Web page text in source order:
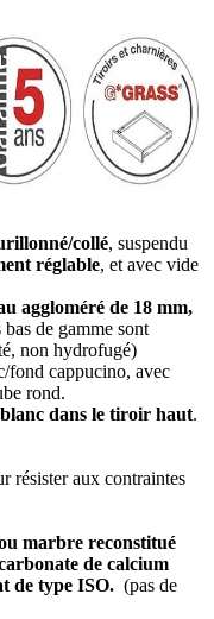
collé, suspendu
réglable, et avec vide
aggloméré de 18 mm,
bas de gamme sont
non hydrofugé)
fond cappucino, avec
rond.
dans le tiroir haut.
résister aux contraintes
marbre reconstitué
de calcium
de type ISO. (pas de